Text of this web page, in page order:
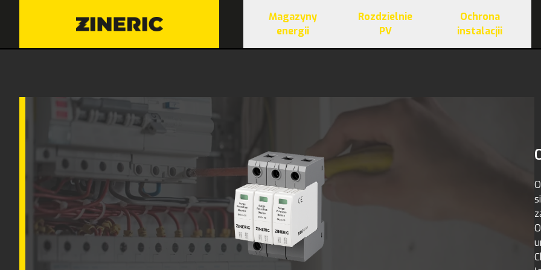
Magazyny
energii
Rozdzielnie
PV
Ochrona
instalacjii